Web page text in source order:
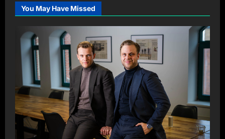
You May Have Missed